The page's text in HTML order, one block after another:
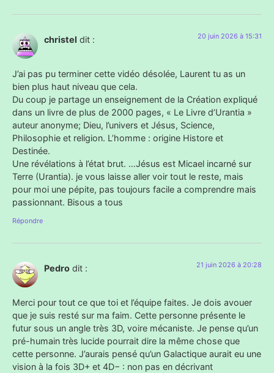
christel dit : 20 juin 2026 à 15:31
J’ai pas pu terminer cette vidéo désolée, Laurent tu as un
bien plus haut niveau que cela.
Du coup je partage un enseignement de la Création expliqué
dans un livre de plus de 2000 pages, « Le Livre d’Urantia »
auteur anonyme; Dieu, l’univers et Jésus, Science,
Philosophie et religion. L’homme : origine Histore et
Destinée.
Une révélations à l’état brut. …Jésus est Micael incarné sur
Terre (Urantia). je vous laisse aller voir tout le reste, mais
pour moi une pépite, pas toujours facile a comprendre mais
passionnant. Bisous a tous
Répondre
Pedro dit : 21 juin 2026 à 20:28
Merci pour tout ce que toi et l’équipe faites. Je dois avouer
que je suis resté sur ma faim. Cette personne présente le
futur sous un angle très 3D, voire mécaniste. Je pense qu’un
pré-humain très lucide pourrait dire la même chose que
cette personne. J’aurais pensé qu’un Galactique aurait eu une
vision à la fois 3D+ et 4D− : non pas en décrivant